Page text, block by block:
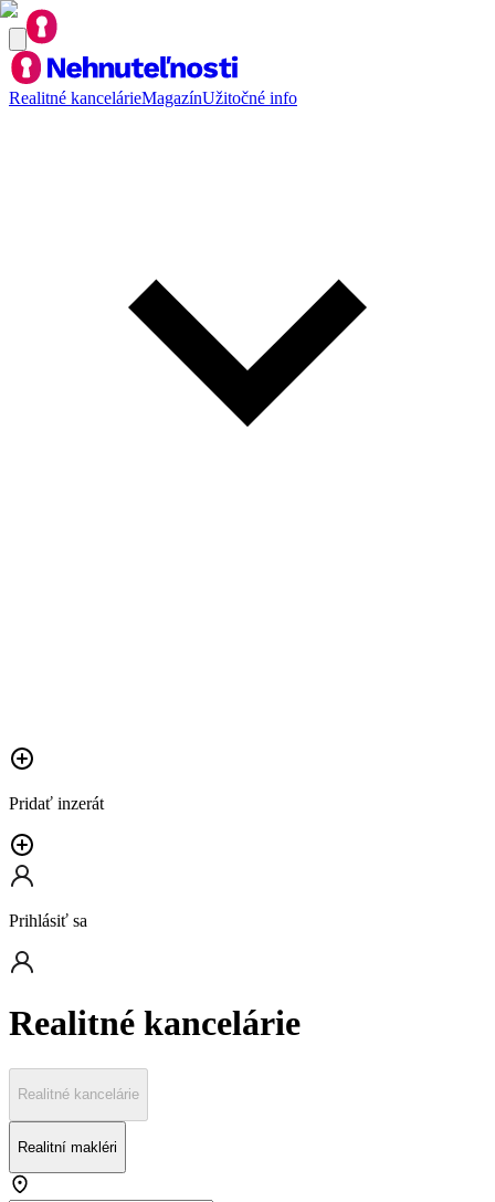
Realitné kancelárieMagazínUžitočné info
Pridať inzerát
Prihlásiť sa
Realitné kancelárie
Realitné kancelárie
Realitní makléri